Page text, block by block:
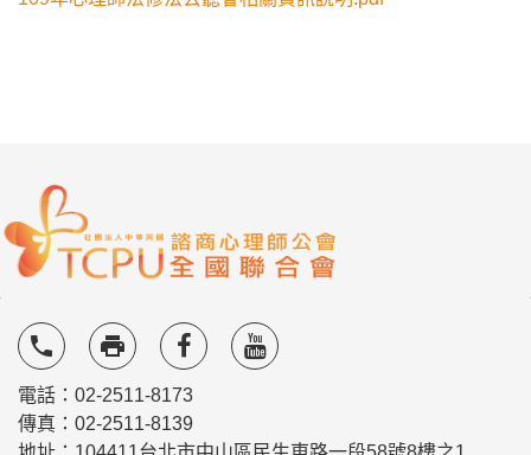
local_phone local_printshop
電話：02-2511-8173
傳真：02-2511-8139